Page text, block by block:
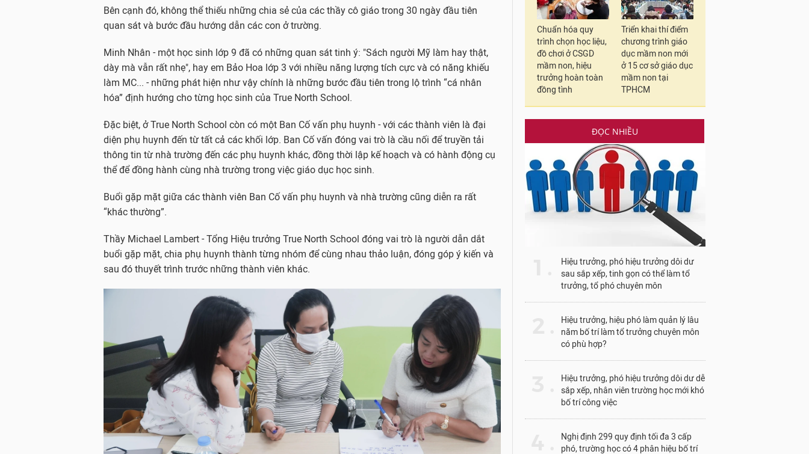
Bên cạnh đó, không thể thiếu những chia sẻ của các thầy cô giáo trong 30 ngày đầu tiên
quan sát và bước đầu hướng dẫn các con ở trường.
Minh Nhân - một học sinh lớp 9 đã có những quan sát tinh ý: "Sách người Mỹ làm hay thật,
dày mà vẫn rất nhẹ", hay em Bảo Hoa lớp 3 với nhiều năng lượng tích cực và có năng khiếu
làm MC... - những phát hiện như vậy chính là những bước đầu tiên trong lộ trình “cá nhân
hóa” định hướng cho từng học sinh của True North School.
Đặc biệt, ở True North School còn có một Ban Cố vấn phụ huynh - với các thành viên là đại
diện phụ huynh đến từ tất cả các khối lớp. Ban Cố vấn đóng vai trò là cầu nối để truyền tải
thông tin từ nhà trường đến các phụ huynh khác, đồng thời lập kế hoạch và có hành động cụ
thể để đồng hành cùng nhà trường trong việc giáo dục học sinh.
Buổi gặp mặt giữa các thành viên Ban Cố vấn phụ huynh và nhà trường cũng diễn ra rất
“khác thường”.
Thầy Michael Lambert - Tổng Hiệu trưởng True North School đóng vai trò là người dẫn dắt
buổi gặp mặt, chia phụ huynh thành từng nhóm để cùng nhau thảo luận, đóng góp ý kiến và
sau đó thuyết trình trước những thành viên khác.
Chuẩn hóa quy
trình chọn học liệu,
đồ chơi ở CSGD
mầm non, hiệu
trưởng hoàn toàn
đồng tình
Triển khai thí điểm
chương trình giáo
dục mầm non mới
ở 15 cơ sở giáo dục
mầm non tại
TPHCM
ĐỌC NHIỀU
Hiệu trưởng, phó hiệu trưởng dôi dư
sau sắp xếp, tinh gọn có thể làm tổ
trưởng, tổ phó chuyên môn
Hiệu trưởng, hiệu phó làm quản lý lâu
năm bố trí làm tổ trưởng chuyên môn
có phù hợp?
Hiệu trưởng, phó hiệu trưởng dôi dư dễ
sắp xếp, nhân viên trường học mới khó
bố trí công việc
Nghị định 299 quy định tối đa 3 cấp
phó, trường học có 4 phân hiệu bố trí